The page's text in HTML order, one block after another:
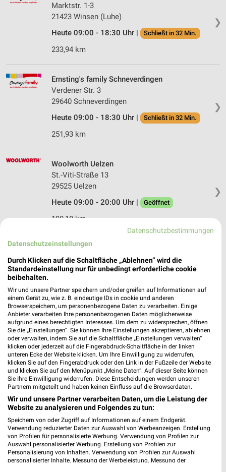
❯
Marktstr. 1-3
21423 Winsen (Luhe)
Heute 09:00 - 18:30 Uhr |
Schließt in 32 Min.
233,94 km
❯
Ernsting's family Schneverdingen
Verdener Str. 3
29640 Schneverdingen
Heute 09:00 - 18:30 Uhr |
Schließt in 32 Min.
251,93 km
❯
Woolworth Uelzen
St.-Viti-Straße 13
29525 Uelzen
Heute 09:00 - 20:00 Uhr |
Geöffnet
198,18 km
Ernsting's family Uelzen
Bahnhofstrasse 2-4
29525 Uelzen
Heute 08:00 - 20:00 Uhr | Geöffnet
198,33 km
Ernsting's family Uelzen
Bahnhofstraße 26
29525 Uelzen
Heute 08:30 - 18:00 Uhr | Schließt in 2 Min.
197,87 km
Tchibo Filiale mit Kaffee Bar Uelzen
Veersser Strasse 3
29525 Uelzen
Heute 09:30 - 18:00 Uhr | Schließt in 2 Min.
Datenschutzbestimmungen
Datenschutzeinstellungen
Durch Klicken auf die Schaltfläche „Ablehnen“ wird die
Standardeinstellung nur für unbedingt erforderliche cookie
beibehalten.
Wir und unsere Partner speichern und/oder greifen auf Informationen auf
einem Gerät zu, wie z. B. eindeutige IDs in cookie und anderen
Browserspeichern, um personenbezogene Daten zu verarbeiten. Einige
Anbieter verarbeiten Ihre personenbezogenen Daten möglicherweise
aufgrund eines berechtigten Interesses. Um dem zu widersprechen, öffnen
Sie die „Einstellungen“. Sie können Ihre Einstellungen akzeptieren, ablehnen
oder verwalten, indem Sie auf die Schaltfläche „Einstellungen verwalten“
klicken oder jederzeit auf die Fingerabdruck-Schaltfläche in der linken
unteren Ecke der Website klicken. Um Ihre Einwilligung zu widerrufen,
klicken Sie auf den Fingerabdruck oder den Link in der Fußzeile der Website
und klicken Sie auf den Menüpunkt „Meine Daten“. Auf dieser Seite können
Sie Ihre Einwilligung widerrufen. Diese Entscheidungen werden unseren
Partnern mitgeteilt und haben keinen Einfluss auf die Browserdaten.
Wir und unsere Partner verarbeiten Daten, um die Leistung der
Website zu analysieren und Folgendes zu tun:
Speichern von oder Zugriff auf Informationen auf einem Endgerät.
Verwendung reduzierter Daten zur Auswahl von Werbeanzeigen. Erstellung
von Profilen für personalisierte Werbung. Verwendung von Profilen zur
Auswahl personalisierter Werbung. Erstellung von Profilen zur
Personalisierung von Inhalten. Verwendung von Profilen zur Auswahl
personalisierter Inhalte. Messung der Werbeleistung. Messung der